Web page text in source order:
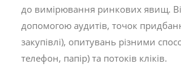
до вимірювання ринкових явищ.
допомогою аудитів, точок
закупівлі), опитувань різними
телефон, папір) та потоків кліків.